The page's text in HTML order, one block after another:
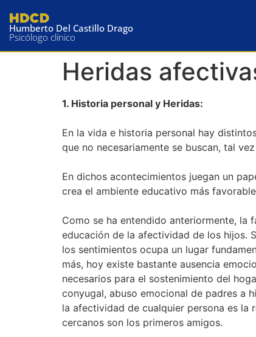
Humberto Del Castillo Drago
Psicólogo clínico
Heridas
1. Historia personal y Heridas:
En la vida e historia personal hay
que no necesariamente se buscan, tal
En dichos acontecimientos juegan un
crea el ambiente educativo más
Como se ha entendido anteriormente, la
educación de la afectividad de los hijos.
los sentimientos ocupa un lugar
más, hoy existe bastante ausencia
necesarios para el sostenimiento del
conyugal, abuso emocional de padres a
la afectividad de cualquier persona es la
cercanos son los primeros amigos.